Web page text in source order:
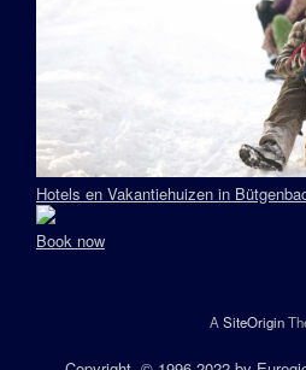
Hotels en Vakantiehuizen in
Book now
A SiteOrigin